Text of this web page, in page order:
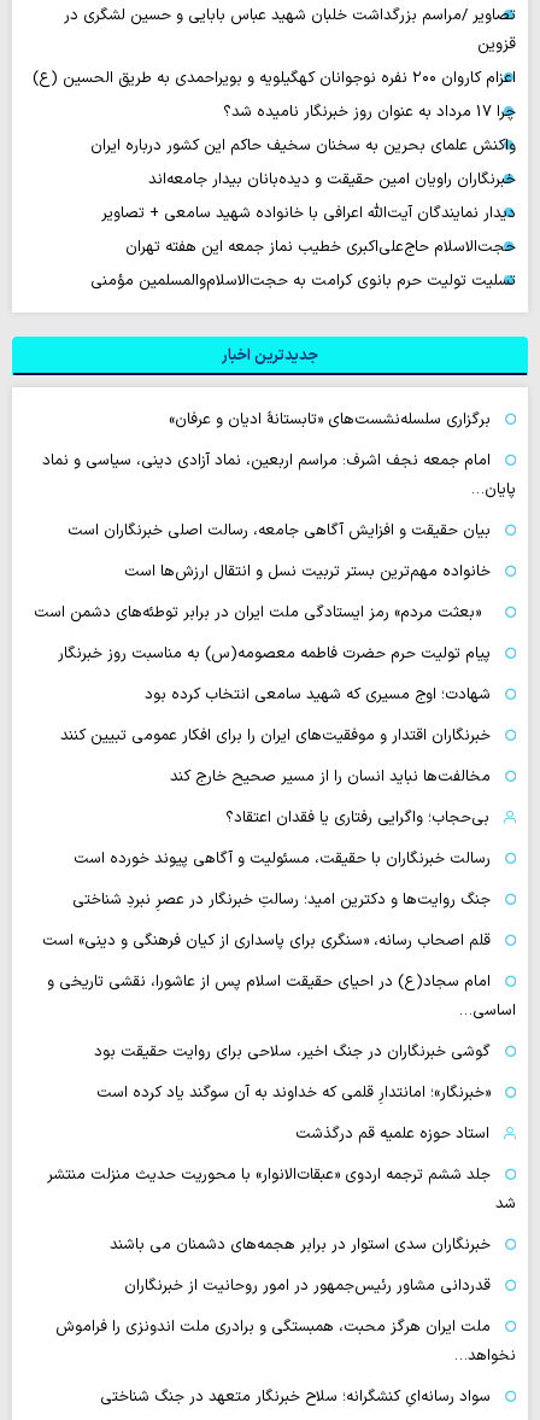
تصاویر /مراسم بزرگداشت خلبان شهید عباس بابایی و حسین لشگری در
قزوین
اعزام کاروان ۲۰۰ نفره نوجوانان کهگیلویه و بویراحمدی به طریق الحسین (ع)
چرا 17 مرداد به عنوان روز خبرنگار نامیده شد؟
واکنش علمای بحرین به سخنان سخیف حاکم این کشور درباره ایران
خبرنگاران راویان امین حقیقت و دیده‌بانان بیدار جامعه‌اند
دیدار نمایندگان آیت‌الله اعرافی با خانواده شهید سامعی + تصاویر
حجت‌الاسلام حاج‌علی‌اکبری خطیب نماز جمعه این هفته تهران
تسلیت تولیت حرم بانوی کرامت به حجت‌الاسلام‌والمسلمین مؤمنی
جدیدترین اخبار
برگزاری سلسله‌نشست‌های «تابستانهٔ ادیان و عرفان»
امام جمعه نجف اشرف: مراسم اربعین، نماد آزادی دینی، سیاسی و نماد
پایان…
بیان حقیقت و افزایش آگاهی جامعه، رسالت اصلی خبرنگاران است
خانواده مهم‌ترین بستر تربیت نسل و انتقال ارزش‌ها است
«بعثت مردم» رمز ایستادگی ملت ایران در برابر توطئه‌های دشمن است
پیام تولیت حرم حضرت فاطمه معصومه(س) به مناسبت روز خبرنگار
شهادت؛ اوج مسیری که شهید سامعی انتخاب کرده بود
خبرنگاران اقتدار و موفقیت‌های ایران را برای افکار عمومی تبیین کنند
مخالفت‌ها نباید انسان را از مسیر صحیح خارج کند
بی‌حجاب؛ واگرایی رفتاری یا فقدان اعتقاد؟
رسالت خبرنگاران با حقیقت، مسئولیت و آگاهی پیوند خورده است
جنگ روایت‌ها و دکترین امید؛ رسالتِ خبرنگار در عصرِ نبردِ شناختی
قلم اصحاب رسانه، «سنگری برای پاسداری از کیان فرهنگی و دینی» است
امام سجاد(ع) در احیای حقیقت اسلام پس از عاشورا، نقشی تاریخی و
اساسی…
گوشی خبرنگاران در جنگ اخیر، سلاحی برای روایت حقیقت بود
«خبرنگار»؛ امانتدارِ قلمی که خداوند به آن سوگند یاد کرده است
استاد حوزه علمیه قم درگذشت
جلد ششم ترجمه اردوی «عبقات‌الانوار» با محوریت حدیث منزلت منتشر
شد
خبرنگاران سدی استوار در برابر هجمه‌های دشمنان می باشند
قدردانی مشاور رئیس‌جمهور در امور روحانیت از خبرنگاران
ملت ایران هرگز محبت، همبستگی و برادری ملت اندونزی را فراموش
نخواهد…
سواد رسانه‌ایِ کنشگرانه؛ سلاح خبرنگار متعهد در جنگ شناختی